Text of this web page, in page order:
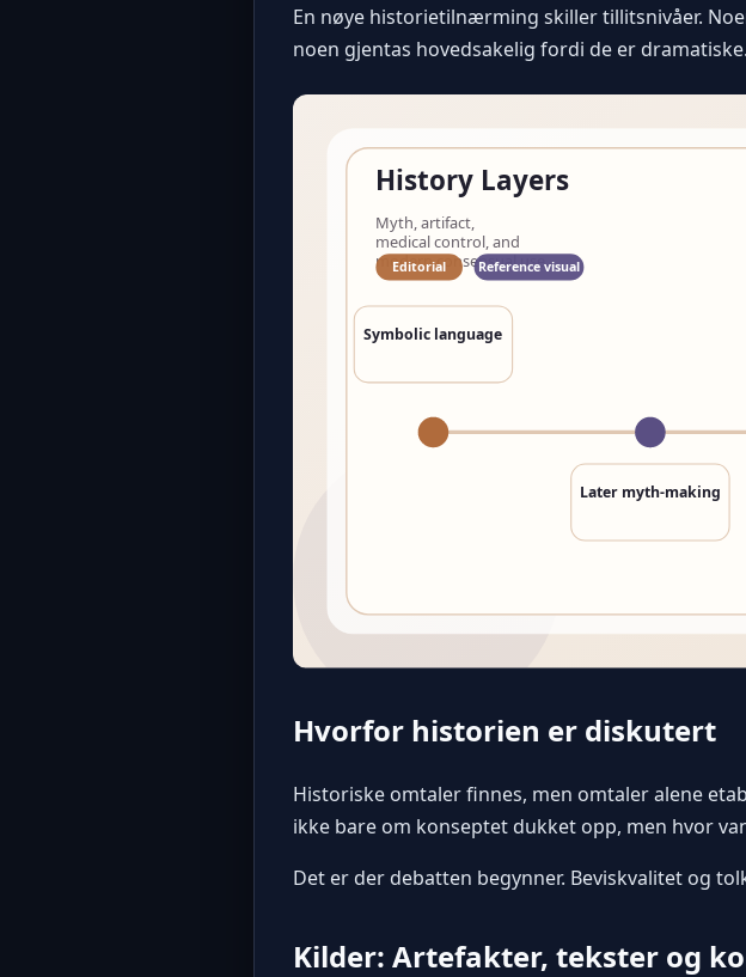
En nøye historietilnærming skiller tillitsnivåer.
noen gjentas hovedsakelig fordi de er dramatiske.
Hvorfor historien er diskutert
Historiske omtaler finnes, men omtaler alene
ikke bare om konseptet dukket opp, men hvor
Det er der debatten begynner. Beviskvalitet og
Kilder: Artefakter, tekster og